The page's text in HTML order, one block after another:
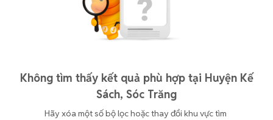
Không tìm thấy kết quả phù hợp tại Huyện Kế
Sách, Sóc Trăng
Hãy xóa một số bộ lọc hoặc thay đổi khu vực tìm